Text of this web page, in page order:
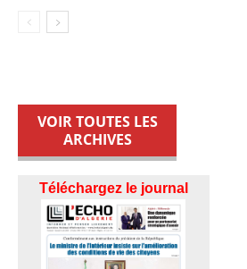
VOIR TOUTES LES
ARCHIVES